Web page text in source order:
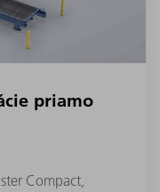
priamo
Compact,